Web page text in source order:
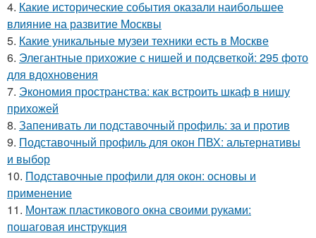
4. Какие исторические события оказали наибольшее
влияние на развитие Москвы
5. Какие уникальные музеи техники есть в Москве
6. Элегантные прихожие с нишей и подсветкой: 295 фото
для вдохновения
7. Экономия пространства: как встроить шкаф в нишу
прихожей
8. Запенивать ли подставочный профиль: за и против
9. Подставочный профиль для окон ПВХ: альтернативы
и выбор
10. Подставочные профили для окон: основы и
применение
11. Монтаж пластикового окна своими руками:
пошаговая инструкция